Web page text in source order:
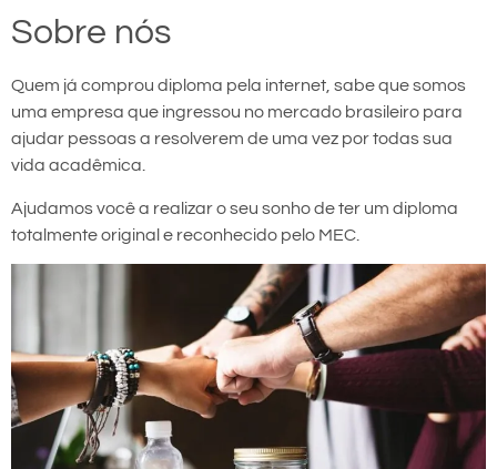
Sobre nós
Quem já comprou diploma pela internet, sabe que somos
uma empresa que ingressou no mercado brasileiro para
ajudar pessoas a resolverem de uma vez por todas sua
vida acadêmica.
Ajudamos você a realizar o seu sonho de ter um diploma
totalmente original e reconhecido pelo MEC.